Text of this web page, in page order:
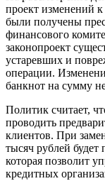
проект изменений к
были получены
финансового
законопроект
устаревших и
операции.
банкнот на сумму
Политик считает,
проводить
клиентов. При
тысяч рублей
которая позволит
кредитных